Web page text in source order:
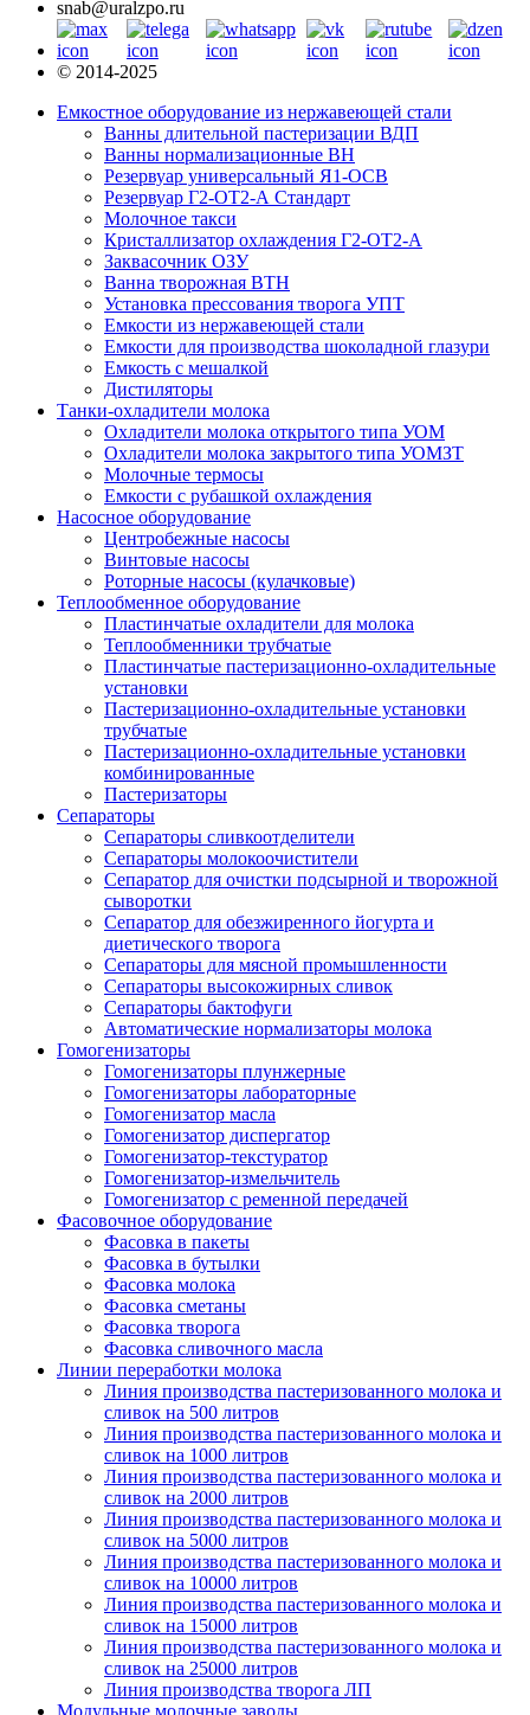
snab@uralzpo.ru
© 2014-2025
Емкостное оборудование из нержавеющей стали
Ванны длительной пастеризации ВДП
Ванны нормализационные ВН
Резервуар универсальный Я1-ОСВ
Резервуар Г2-ОТ2-А Стандарт
Молочное такси
Кристаллизатор охлаждения Г2-ОТ2-А
Заквасочник ОЗУ
Ванна творожная ВТН
Установка прессования творога УПТ
Емкости из нержавеющей стали
Емкости для производства шоколадной глазури
Емкость с мешалкой
Дистиляторы
Танки-охладители молока
Охладители молока открытого типа УОМ
Охладители молока закрытого типа УОМЗТ
Молочные термосы
Емкости с рубашкой охлаждения
Насосное оборудование
Центробежные насосы
Винтовые насосы
Роторные насосы (кулачковые)
Теплообменное оборудование
Пластинчатые охладители для молока
Теплообменники трубчатые
Пластинчатые пастеризационно-охладительные
установки
Пастеризационно-охладительные установки
трубчатые
Пастеризационно-охладительные установки
комбинированные
Пастеризаторы
Сепараторы
Сепараторы сливкоотделители
Сепараторы молокоочистители
Сепаратор для очистки подсырной и творожной
сыворотки
Сепаратор для обезжиренного йогурта и
диетического творога
Сепараторы для мясной промышленности
Сепараторы высокожирных сливок
Сепараторы бактофуги
Автоматические нормализаторы молока
Гомогенизаторы
Гомогенизаторы плунжерные
Гомогенизаторы лабораторные
Гомогенизатор масла
Гомогенизатор диспергатор
Гомогенизатор-текстуратор
Гомогенизатор-измельчитель
Гомогенизатор с ременной передачей
Фасовочное оборудование
Фасовка в пакеты
Фасовка в бутылки
Фасовка молока
Фасовка сметаны
Фасовка творога
Фасовка сливочного масла
Линии переработки молока
Линия производства пастеризованного молока и
сливок на 500 литров
Линия производства пастеризованного молока и
сливок на 1000 литров
Линия производства пастеризованного молока и
сливок на 2000 литров
Линия производства пастеризованного молока и
сливок на 5000 литров
Линия производства пастеризованного молока и
сливок на 10000 литров
Линия производства пастеризованного молока и
сливок на 15000 литров
Линия производства пастеризованного молока и
сливок на 25000 литров
Линия производства творога ЛП
Модульные молочные заводы